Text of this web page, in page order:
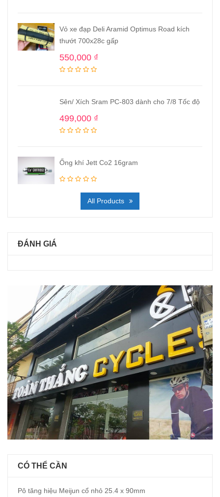
Vỏ xe đạp Deli Aramid Optimus Road kích
thướt 700x28c gấp
550,000 ₫
Sên/ Xích Sram PC-803 dành cho 7/8 Tốc độ
499,000 ₫
Ống khí Jett Co2 16gram
All Products
ĐÁNH GIÁ
CÓ THỂ CẦN
Pô tăng hiệu Meijun cổ nhỏ 25.4 x 90mm